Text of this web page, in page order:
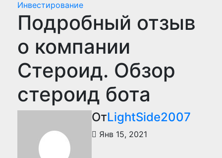
Инвестирование
Подробный отзыв
о компании
Стероид. Обзор
стероид бота
ОтLightSide2007
Янв 15, 2021